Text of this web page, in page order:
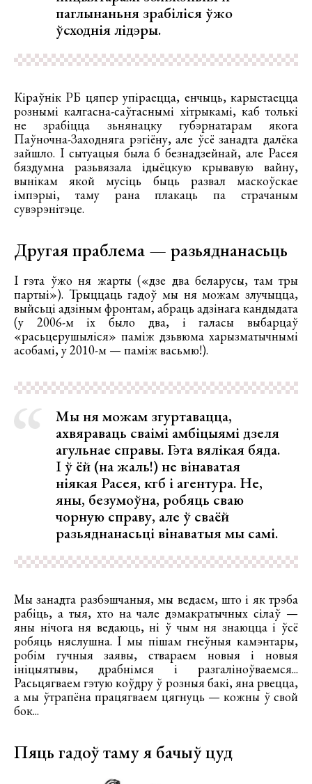
паглынаньня зрабіліся ўжо
ўсходнія лідэры.
Кіраўнік РБ цяпер упіраецца, енчыць, карыстаецца
рознымі калгасна-саўгаснымі хітрыкамі, каб толькі
не зрабіцца зьнянацку губэрнатарам якога
Паўночна-Заходняга рэгіёну, але ўсё занадта далёка
зайшло. І сытуацыя была б безнадзейнай, але Расея
бяздумна разьвязала ідыёцкую крывавую вайну,
вынікам якой мусіць быць развал маскоўскае
імпэрыі, таму рана плакаць па страчаным
сувэрэнітэце.
Другая праблема — разьяднанасьць
І гэта ўжо ня жарты («дзе два беларусы, там тры
партыі»). Трыццаць гадоў мы ня можам злучыцца,
выйсьці адзіным фронтам, абраць адзінага кандыдата
(у 2006-м іх было два, і галасы выбарцаў
«расьцерушыліся» паміж дзьвюма харызматычнымі
асобамі, у 2010-м — паміж васьмю!).
Мы ня можам згуртавацца,
ахвяраваць сваімі амбіцыямі дзеля
агульнае справы. Гэта вялікая бяда.
І ў ёй (на жаль!) не вінаватая
ніякая Расея, кгб і агентура. Не,
яны, безумоўна, робяць сваю
чорную справу, але ў сваёй
разьяднанасьці вінаватыя мы самі.
Мы занадта разбэшчаныя, мы ведаем, што і як трэба
рабіць, а тыя, хто на чале дэмакратычных сілаў —
яны нічога ня ведаюць, ні ў чым ня знаюцца і ўсё
робяць няслушна. І мы пішам гнеўныя камэнтары,
робім гучныя заявы, ствараем новыя і новыя
ініцыятывы, драбнімся і разгаліноўваемся...
Расьцягваем гэтую коўдру ў розныя бакі, яна рвецца,
а мы ўтрапёна працягваем цягнуць — кожны ў свой
бок...
Пяць гадоў таму я бачыў цуд